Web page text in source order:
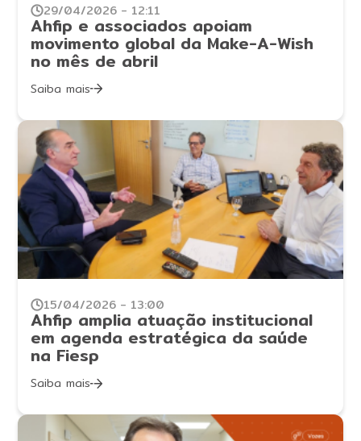
29/04/2026 - 12:11
Ahfip e associados apoiam
movimento global da Make-A-Wish
no mês de abril
Saiba mais
15/04/2026 - 13:00
Ahfip amplia atuação institucional
em agenda estratégica da saúde
na Fiesp
Saiba mais